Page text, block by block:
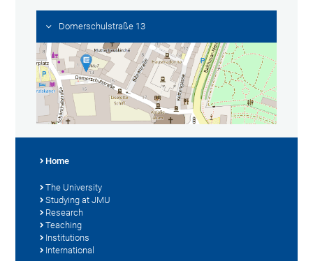
Domerschulstraße 13
Home
The University
Studying at JMU
Research
Teaching
Institutions
International